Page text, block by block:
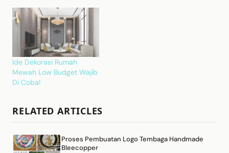
Ide Dekorasi Rumah
Mewah Low Budget Wajib
Di Coba!
RELATED ARTICLES
Proses Pembuatan Logo Tembaga Handmade
Bleecopper